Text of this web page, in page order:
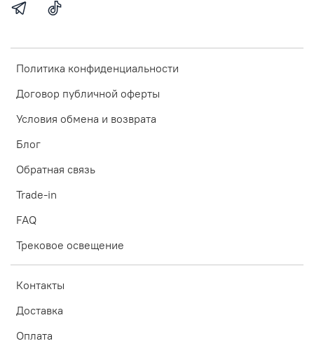
Политика конфиденциальности
Договор публичной оферты
Условия обмена и возврата
Блог
Обратная связь
Trade-in
FAQ
Трековое освещение
Контакты
Доставка
Оплата